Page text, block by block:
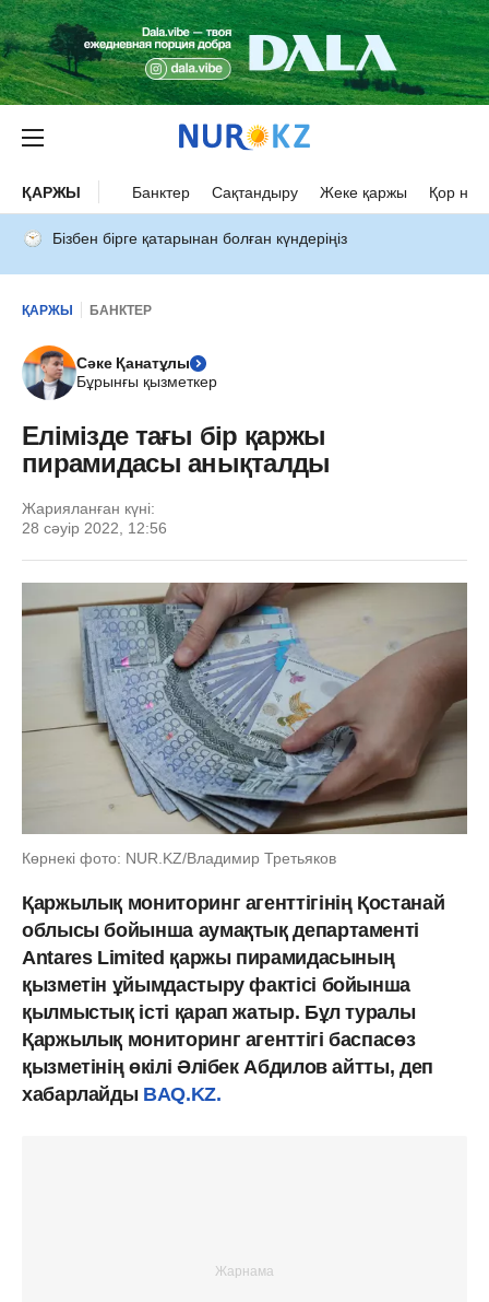
ҚАРЖЫ Банктер Сақтандыру Жеке қаржы Қор
Бізбен бірге қатарынан болған күндеріңіз
ҚАРЖЫ БАНКТЕР
Сәке Қанатұлы
Бұрынғы қызметкер
Елімізде тағы бір қаржы
пирамидасы анықталды
Жарияланған күні:
28 сәуір 2022, 12:56
Көрнекі фото: NUR.KZ/Владимир Третьяков
Қаржылық мониторинг агенттігінің Қостанай
облысы бойынша аумақтық департаменті
Antares Limited қаржы пирамидасының
қызметін ұйымдастыру фактісі бойынша
қылмыстық істі қарап жатыр. Бұл туралы
Қаржылық мониторинг агенттігі баспасөз
қызметінің өкілі Әлібек Абдилов айтты, деп
хабарлайды BAQ.KZ.